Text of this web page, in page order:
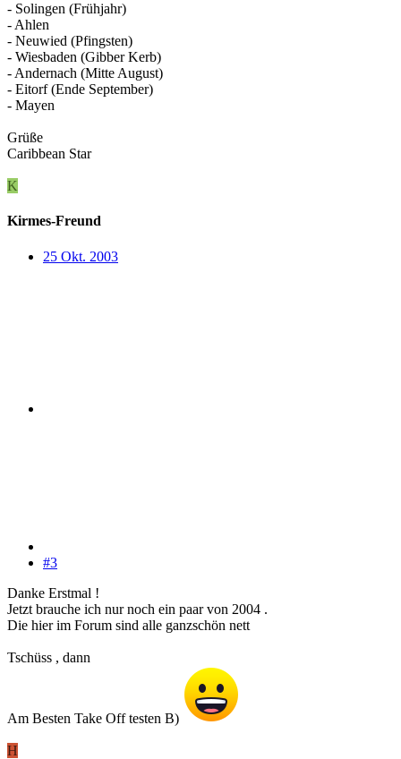
- Solingen (Frühjahr)
- Ahlen
- Neuwied (Pfingsten)
- Wiesbaden (Gibber Kerb)
- Andernach (Mitte August)
- Eitorf (Ende September)
- Mayen
Grüße
Caribbean Star
K
Kirmes-Freund
25 Okt. 2003
#3
Danke Erstmal !
Jetzt brauche ich nur noch ein paar von 2004 .
Die hier im Forum sind alle ganzschön nett
Tschüss , dann
Am Besten Take Off testen B)
H